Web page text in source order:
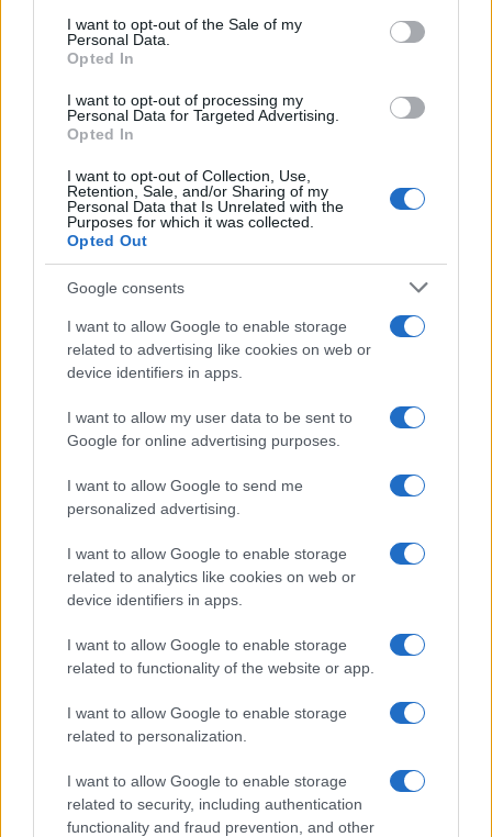
consent section.
I want to opt-out of the Sale of my
Personal Data.
Opted In
I want to opt-out of processing my
Personal Data for Targeted Advertising.
Opted In
I want to opt-out of Collection, Use,
Retention, Sale, and/or Sharing of my
Personal Data that Is Unrelated with the
Purposes for which it was collected.
Opted Out
Google consents
I want to allow Google to enable storage
related to advertising like cookies on web or
device identifiers in apps.
I want to allow my user data to be sent to
Google for online advertising purposes.
I want to allow Google to send me
personalized advertising.
I want to allow Google to enable storage
related to analytics like cookies on web or
device identifiers in apps.
I want to allow Google to enable storage
related to functionality of the website or app.
I want to allow Google to enable storage
related to personalization.
I want to allow Google to enable storage
related to security, including authentication
functionality and fraud prevention, and other
Η ΣΤΗΛΗ ΜΑΣ
της Ζωής μας
το ελληνικό καλοκαίρι και ένας
πολιτισμός που μας ενώνει κάθε μέρα.
ΟΣΑ ΧΡΕΙΑΖΕΣΑΙ
ΓΙΑ ΤΟ ΚΑΛΟΚΑΙΡΙ ΣΟΥ →